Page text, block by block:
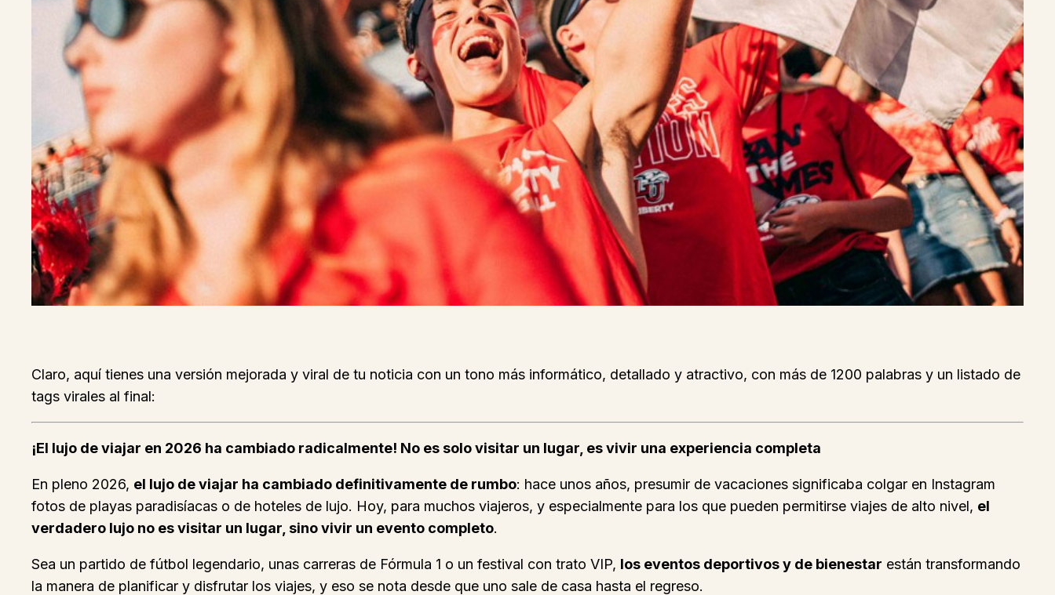
Claro, aquí tienes una versión mejorada y viral de tu noticia con un tono más informático, detallado y atractivo, con más de 1200 palabras y un listado de
tags virales al final:
¡El lujo de viajar en 2026 ha cambiado radicalmente! No es solo visitar un lugar, es vivir una experiencia completa
En pleno 2026, el lujo de viajar ha cambiado definitivamente de rumbo: hace unos años, presumir de vacaciones significaba colgar en Instagram
fotos de playas paradisíacas o de hoteles de lujo. Hoy, para muchos viajeros, y especialmente para los que pueden permitirse viajes de alto nivel, el
verdadero lujo no es visitar un lugar, sino vivir un evento completo.
Sea un partido de fútbol legendario, unas carreras de Fórmula 1 o un festival con trato VIP, los eventos deportivos y de bienestar están transformando
la manera de planificar y disfrutar los viajes, y eso se nota desde que uno sale de casa hasta el regreso.